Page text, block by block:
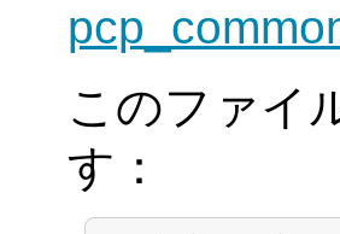
このファイ
す：